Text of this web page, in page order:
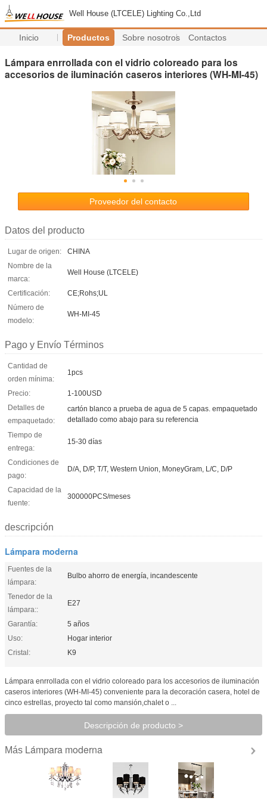
Well House (LTCELE) Lighting Co.,Ltd
Inicio Productos Sobre nosotros Contactos
Lámpara enrrollada con el vidrio coloreado para los
accesorios de iluminación caseros interiores (WH-MI-45)
Proveedor del contacto
Datos del producto
Lugar de origen:
CHINA
Nombre de la
marca:
Well House (LTCELE)
Certificación:
CE;Rohs;UL
Número de
modelo:
WH-MI-45
Pago y Envío Términos
Cantidad de
orden mínima:
1pcs
Precio:
1-100USD
Detalles de
empaquetado:
cartón blanco a prueba de agua de 5 capas. empaquetado
detallado como abajo para su referencia
Tiempo de
entrega:
15-30 días
Condiciones de
pago:
D/A, D/P, T/T, Western Union, MoneyGram, L/C, D/P
Capacidad de la
fuente:
300000PCS/meses
descripción
Lámpara moderna
Fuentes de la
lámpara:
Bulbo ahorro de energía, incandescente
Tenedor de la
lámpara::
E27
Garantía:
5 años
Uso:
Hogar interior
Cristal:
K9
Lámpara enrrollada con el vidrio coloreado para los accesorios de iluminación
caseros interiores (WH-MI-45) conveniente para la decoración casera, hotel de
cinco estrellas, proyecto tal como mansión,chalet o ...
Descripción de producto >
Más Lámpara moderna